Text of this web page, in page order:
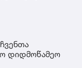
დიდმოწამეო